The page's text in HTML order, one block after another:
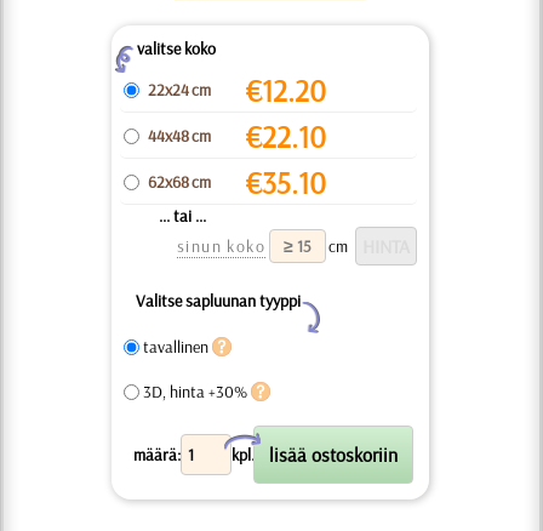
Zvalitse koko
22x24 cm
€12.20
44x48 cm €22.10
62x68 cm €35.10
... tai ...
sinun koko
cm
Valitse sapluunan tyyppi
Y
tavallinen
3D, hinta +30%
määrä: kpl.
X